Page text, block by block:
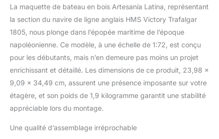
entièrement équipés.
Cette section vous
permettra d'examiner en
construction et la
structure du navire, ainsi
que tous les détails de
ses six ponts. Navire de
ligne britannique HMS
Victory. Connu pour
avoir participé à la bataille
tant que vaisseau amiral
La maquette de bateau en bois Artesanía Latina, représentant
la section du navire de ligne anglais HMS Victory Trafalgar
1805, nous plonge dans l’épopée maritime de l’époque
napoléonienne. Ce modèle, à une échelle de 1:72, est conçu
pour les débutants, mais n’en demeure pas moins un projet
enrichissant et détaillé. Les dimensions de ce produit, 23,98 x
9,09 x 34,49 cm, assurent une présence imposante sur votre
étagère, et son poids de 1,9 kilogramme garantit une stabilité
appréciable lors du montage.
Une qualité d’assemblage irréprochable